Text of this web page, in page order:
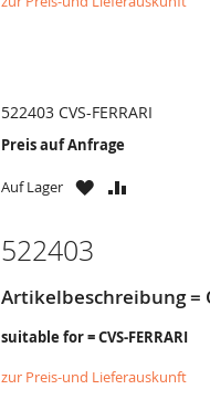
522403 CVS-FERRARI
Preis auf Anfrage
Auf Lager
ZU
ZU
522403
Artikelbeschreibung =
suitable for = CVS-FERRARI
zur Preis-und Lieferauskunft